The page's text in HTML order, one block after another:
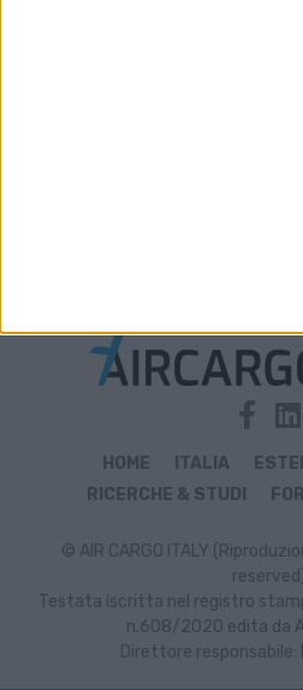
HOME ITALIA
RICERCHE & STUDI
© AIR CARGO ITALY
reserved)
Testata iscritta nel registro
n.608/2020 edita da
Direttore responsabile: